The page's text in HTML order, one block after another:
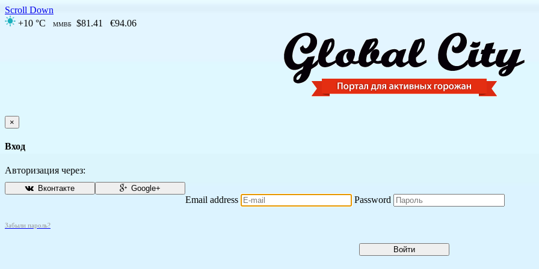
Scroll Down
+10 °C
ММВБ $81.41 €94.06
×
Вход
Авторизация через:
Вконтакте Google+
Email address Password
Забыли пароль?
Войти